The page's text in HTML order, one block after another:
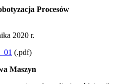
Procesów
2020 r.
(.pdf)
Maszyn